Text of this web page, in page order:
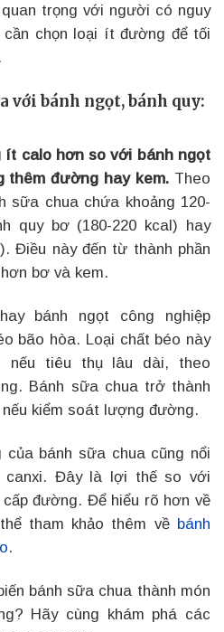
trọng với người có nguy
cần chọn loại ít đường để tối
với bánh ngọt, bánh quy:
calo hơn so với bánh ngọt
thêm đường hay kem. Theo
sữa chua chứa khoảng 120-
quy bơ (180-220 kcal) hay
Điều này đến từ thành phần
bơ và kem.
bánh ngọt công nghiệp
bão hòa. Loại chất béo này
nếu tiêu thụ lâu dài, theo
Bánh sữa chua trở thành
kiểm soát lượng đường.
của bánh sữa chua cũng nổi
canxi. Đây là lợi thế so với
đường. Để hiểu rõ hơn về
tham khảo thêm về bánh
.
bánh sữa chua thành món
Hãy cùng khám phá các